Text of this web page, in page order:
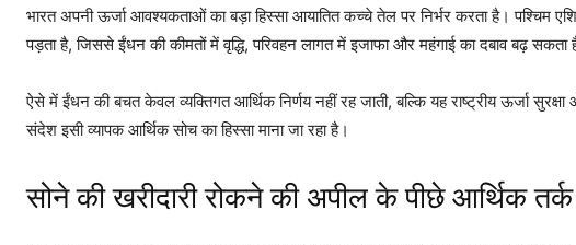
भारत अपनी ऊर्जा आवश्यकताओं का बड़ा हिस्सा आयातित कच्चे तेल पर निर्भर करता है। पश्चिम
पड़ता है, जिससे ईंधन की कीमतों में वृद्धि, परिवहन लागत में इजाफा और महंगाई का दबाव बढ़ सकता
ऐसे में ईंधन की बचत केवल व्यक्तिगत आर्थिक निर्णय नहीं रह जाती, बल्कि यह राष्ट्रीय ऊर्जा
संदेश इसी व्यापक आर्थिक सोच का हिस्सा माना जा रहा है।
सोने की खरीदारी रोकने की अपील के पीछे आर्थिक तर्क